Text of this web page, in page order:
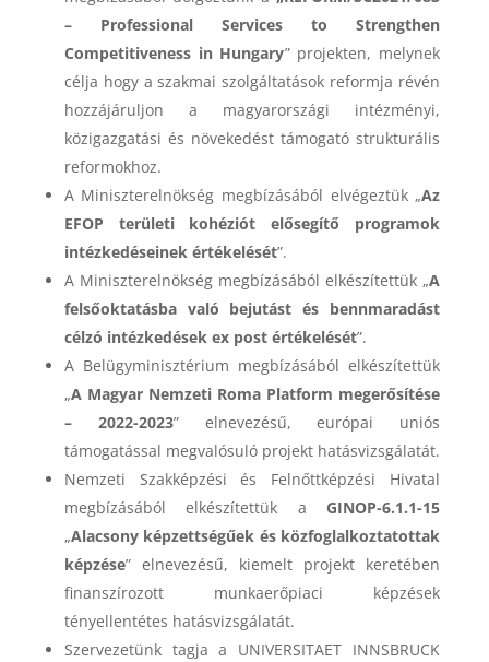
– Professional Services to Strengthen
Competitiveness in Hungary” projekten, melynek
célja hogy a szakmai szolgáltatások reformja révén
hozzájáruljon a magyarországi intézményi,
közigazgatási és növekedést támogató strukturális
reformokhoz.
A Miniszterelnökség megbízásából elvégeztük „Az
EFOP területi kohéziót elősegítő programok
intézkedéseinek értékelését”.
A Miniszterelnökség megbízásából elkészítettük „A
felsőoktatásba való bejutást és bennmaradást
célzó intézkedések ex post értékelését”.
A Belügyminisztérium megbízásából elkészítettük
„A Magyar Nemzeti Roma Platform megerősítése
– 2022-2023” elnevezésű, európai uniós
támogatással megvalósuló projekt hatásvizsgálatát.
Nemzeti Szakképzési és Felnőttképzési Hivatal
megbízásából elkészítettük a GINOP-6.1.1-15
„Alacsony képzettségűek és közfoglalkoztatottak
képzése” elnevezésű, kiemelt projekt keretében
finanszírozott munkaerőpiaci képzések
tényellentétes hatásvizsgálatát.
Szervezetünk tagja a UNIVERSITAET INNSBRUCK